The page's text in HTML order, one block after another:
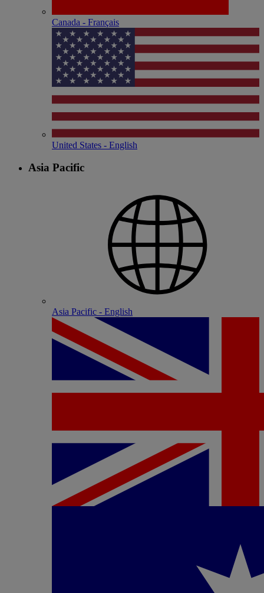
Canada - Français
United States - English
Asia Pacific
Asia Pacific - English